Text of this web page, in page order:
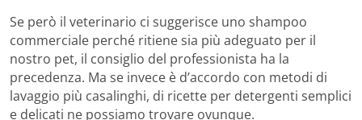
Se però il veterinario ci suggerisce uno shampoo
commerciale perché ritiene sia più adeguato per il
nostro pet, il consiglio del professionista ha la
precedenza. Ma se invece è d’accordo con metodi di
lavaggio più casalinghi, di ricette per detergenti semplici
e delicati ne possiamo trovare ovunque.